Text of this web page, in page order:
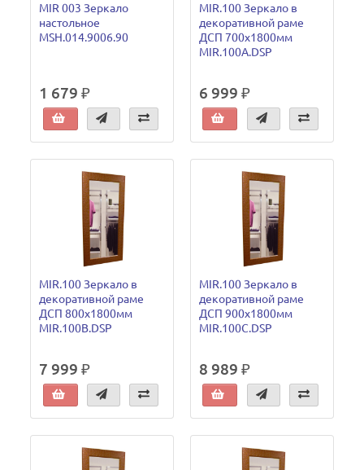
MIR 003 Зеркало
настольное
MSH.014.9006.90
1 679 ₽
MIR.100 Зеркало в
декоративной раме
ДСП 700х1800мм
MIR.100A.DSP
6 999 ₽
MIR.100 Зеркало в
декоративной раме
ДСП 800х1800мм
MIR.100B.DSP
7 999 ₽
MIR.100 Зеркало в
декоративной раме
ДСП 900х1800мм
MIR.100C.DSP
8 989 ₽